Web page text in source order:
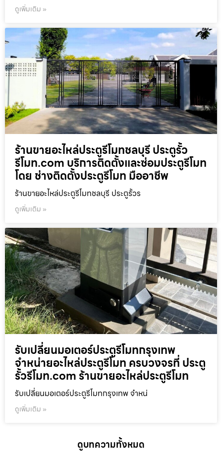
ดูเพิ่มเติม »
ร้านขายอะไหล่ประตูรีโมทชลบุรี ประตูรั้ว
รีโมท.com บริการติดตั้งและซ่อมประตูรีโมท
โดย ช่างติดตั้งประตูรีโมท มืออาชีพ
ร้านขายอะไหล่ประตูรีโมทชลบุรี ประตูรั้วร
ดูเพิ่มเติม »
รับเปลี่ยนมอเตอร์ประตูรีโมทกรุงเทพ
จำหน่ายอะไหล่ประตูรีโมท ครบวงจรที่ ประตู
รั้วรีโมท.com ร้านขายอะไหล่ประตูรีโมท
รับเปลี่ยนมอเตอร์ประตูรีโมทกรุงเทพ จำหน่
ดูเพิ่มเติม »
ดูบทความทั้งหมด